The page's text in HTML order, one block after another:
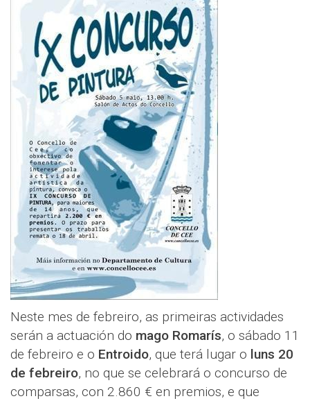
Neste mes de febreiro, as primeiras actividades
serán a actuación do mago Romarís, o sábado 11
de febreiro e o Entroido, que terá lugar o luns 20
de febreiro, no que se celebrará o concurso de
comparsas, con 2.860 € en premios, e que